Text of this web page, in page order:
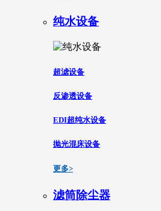
纯水设备
超滤设备
反渗透设备
EDI超纯水设备
抛光混床设备
更多>
滤筒除尘器